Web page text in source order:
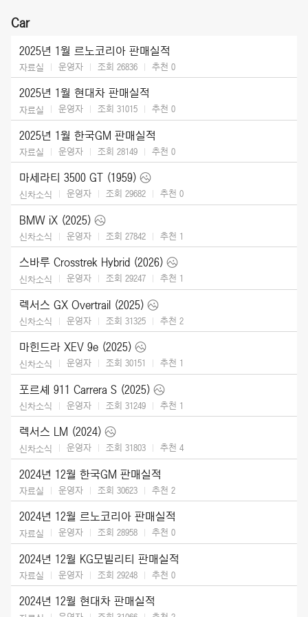
Car
2025년 1월 르노코리아 판매실적
자료실 운영자 조회 26836 추천 0
2025년 1월 현대차 판매실적
자료실 운영자 조회 31015 추천 0
2025년 1월 한국GM 판매실적
자료실 운영자 조회 28149 추천 0
마세라티 3500 GT (1959)
신차소식 운영자 조회 29682 추천 0
BMW iX (2025)
신차소식 운영자 조회 27842 추천 1
스바루 Crosstrek Hybrid (2026)
신차소식 운영자 조회 29247 추천 1
렉서스 GX Overtrail (2025)
신차소식 운영자 조회 31325 추천 2
마힌드라 XEV 9e (2025)
신차소식 운영자 조회 30151 추천 1
포르셰 911 Carrera S (2025)
신차소식 운영자 조회 31249 추천 1
렉서스 LM (2024)
신차소식 운영자 조회 31803 추천 4
2024년 12월 한국GM 판매실적
자료실 운영자 조회 30623 추천 2
2024년 12월 르노코리아 판매실적
자료실 운영자 조회 28958 추천 0
2024년 12월 KG모빌리티 판매실적
자료실 운영자 조회 29248 추천 0
2024년 12월 현대차 판매실적